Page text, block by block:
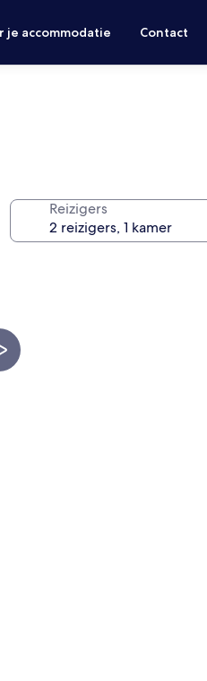
je accommodatie Contact
Reizigers